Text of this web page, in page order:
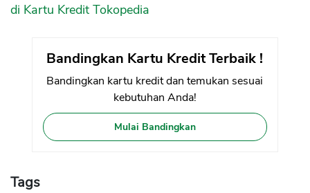
di Kartu Kredit Tokopedia
Bandingkan Kartu Kredit Terbaik !
Bandingkan kartu kredit dan temukan sesuai
kebutuhan Anda!
Mulai Bandingkan
Tags